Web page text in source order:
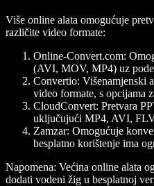
Više online alata omogućuje
različite video formate:
Online-Convert.com:
(AVI, MOV, MP4) uz
Convertio: Višenamjenski
video formate, s opcijama
CloudConvert: Pretvara
uključujući MP4, AVI,
Zamzar: Omogućuje
besplatno korištenje ima
Napomena: Većina online alata
dodati vodeni žig u besplatnoj